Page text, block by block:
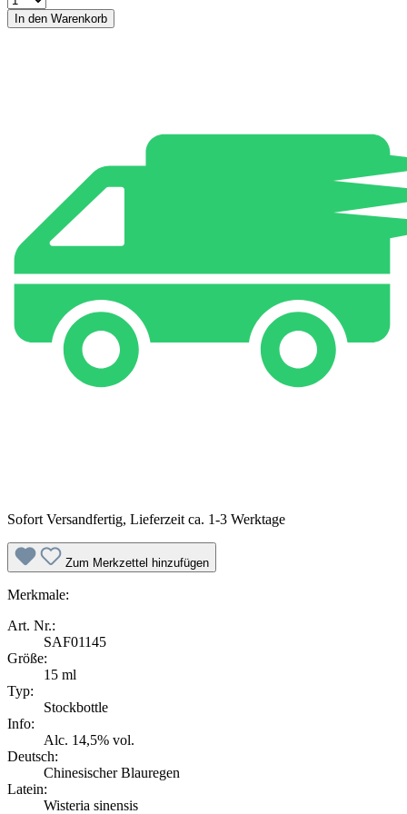
In den Warenkorb
Sofort Versandfertig, Lieferzeit ca. 1-3 Werktage
Zum Merkzettel hinzufügen
Merkmale:
Art. Nr.:
SAF01145
Größe:
15 ml
Typ:
Stockbottle
Info:
Alc. 14,5% vol.
Deutsch:
Chinesischer Blauregen
Latein:
Wisteria sinensis